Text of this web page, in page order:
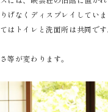
げなくディスプレイしてい
はトイレと洗面所は共同です
等が変わります。